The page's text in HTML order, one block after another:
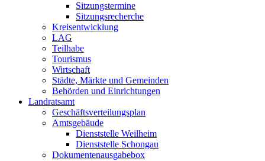
Sitzungstermine
Sitzungsrecherche
Kreisentwicklung
LAG
Teilhabe
Tourismus
Wirtschaft
Städte, Märkte und Gemeinden
Behörden und Einrichtungen
Landratsamt
Geschäftsverteilungsplan
Amtsgebäude
Dienststelle Weilheim
Dienststelle Schongau
Dokumentenausgabebox